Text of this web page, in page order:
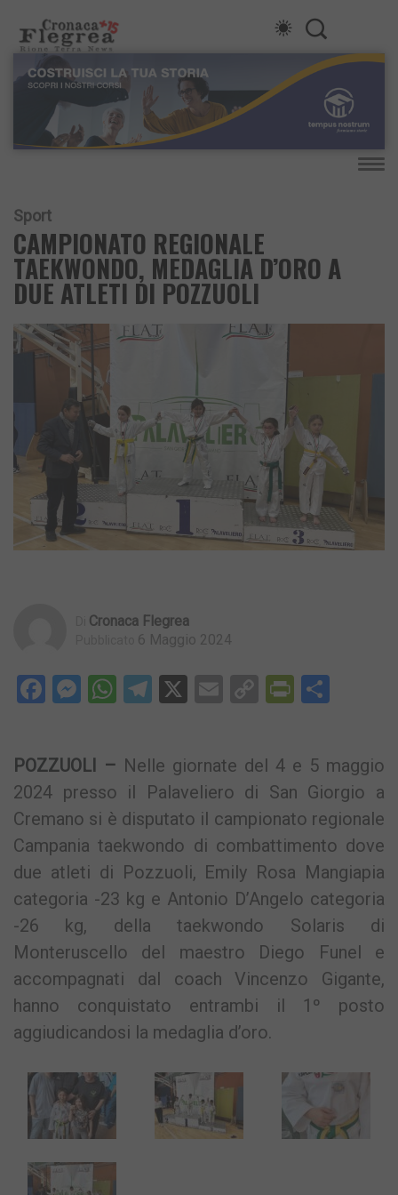
Sport
CAMPIONATO REGIONALE
TAEKWONDO, MEDAGLIA D’ORO A
DUE ATLETI DI POZZUOLI
Cronaca Flegrea
6 Maggio 2024
Facebook
Messenger
WhatsApp
Telegram
X EmailCopy
POZZUOLI – Nelle giornate del 4 e 5 maggio
2024 presso il Palaveliero di San Giorgio a
Cremano si è disputato il campionato regionale
Campania taekwondo di combattimento dove
due atleti di Pozzuoli, Emily Rosa Mangiapia
categoria -23 kg e Antonio D’Angelo categoria
-26 kg, della taekwondo Solaris di
Monteruscello del maestro Diego Funel e
accompagnati dal coach Vincenzo Gigante,
hanno conquistato entrambi il 1º posto
aggiudicandosi la medaglia d’oro.